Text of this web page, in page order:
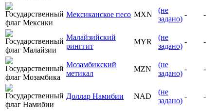
Мексиканское песо MXN
(не
задано)
- -
Малайзийский
ринггит
MYR
(не
задано)
- -
Мозамбикский
метикал
MZN
(не
задано)
- -
Доллар Намибии NAD
(не
задано)
- -